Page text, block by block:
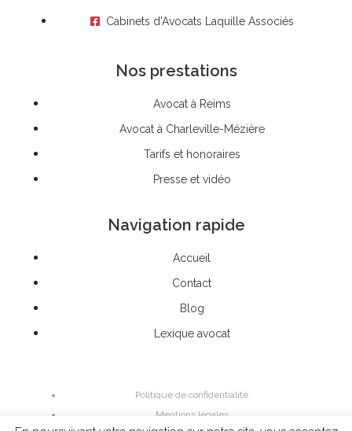
Cabinets d'Avocats Laquille Associés
Nos prestations
Avocat à Reims
Avocat à Charleville-Mézière
Tarifs et honoraires
Presse et vidéo
Navigation rapide
Accueil
Contact
Blog
Lexique avocat
Politique de confidentialité
Mentions légales